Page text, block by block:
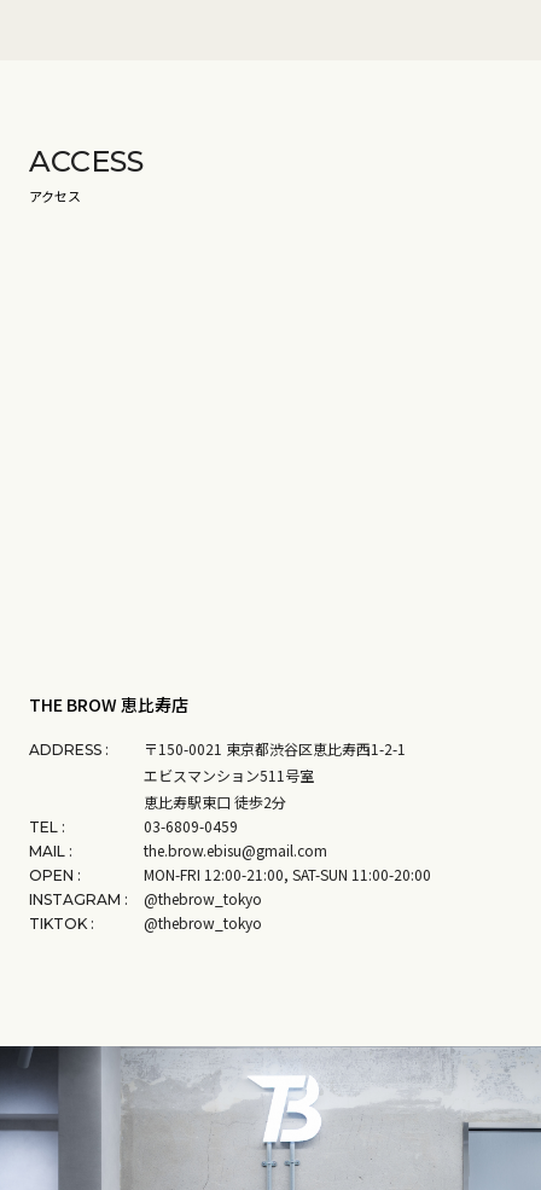
ACCESS
アクセス
THE BROW 恵比寿店
ADDRESS :
〒150-0021 東京都渋谷区恵比寿西1-2-1
エビスマンション511号室
恵比寿駅東口 徒歩2分
TEL : 03-6809-0459
MAIL : the.brow.ebisu@gmail.com
OPEN : MON-FRI 12:00-21:00, SAT-SUN 11:00-20:00
INSTAGRAM : @thebrow_tokyo
TIKTOK : @thebrow_tokyo